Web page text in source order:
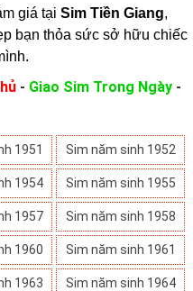
giá tại Sim Tiền Giang,
bạn thỏa sức sở hữu chiếc
- Giao Sim Trong Ngày -
1951 Sim năm sinh 1952
1954 Sim năm sinh 1955
1957 Sim năm sinh 1958
1960 Sim năm sinh 1961
1963 Sim năm sinh 1964